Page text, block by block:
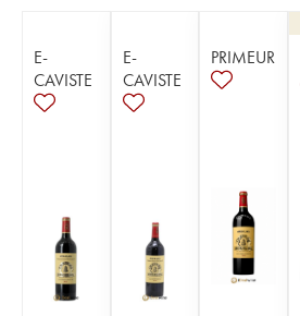
E-
CAVISTE
E-
CAVISTE
PRIMEUR